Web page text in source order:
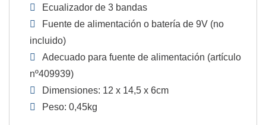
Ecualizador de 3 bandas
Fuente de alimentación o batería de 9V (no
incluido)
Adecuado para fuente de alimentación (artículo
nº409939)
Dimensiones: 12 x 14,5 x 6cm
Peso: 0,45kg